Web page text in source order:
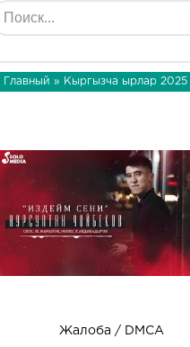
Главный » Кыргызча ырлар 2025
Жалоба / DMCA